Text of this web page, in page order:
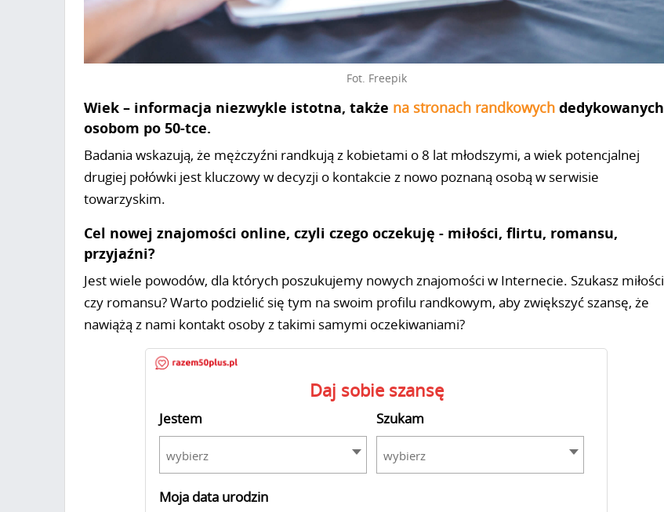
Fot. Freepik
Wiek – informacja niezwykle istotna, także na stronach randkowychdedykowanych
osobom po 50-tce.
Badania wskazują, że mężczyźni randkują z kobietami o 8 lat młodszymi, a wiek potencjalnej
drugiej połówki jest kluczowy w decyzji o kontakcie z nowo poznaną osobą w serwisie
towarzyskim.
Cel nowej znajomości online, czyli czego oczekuję - miłości, flirtu, romansu,
przyjaźni?
Jest wiele powodów, dla których poszukujemy nowych znajomości w Internecie. Szukasz miłości
czy romansu? Warto podzielić się tym na swoim profilu randkowym, aby zwiększyć szansę, że
nawiążą z nami kontakt osoby z takimi samymi oczekiwaniami?
Daj sobie szansę
Jestem
wybierz
Szukam
wybierz
Moja data urodzin